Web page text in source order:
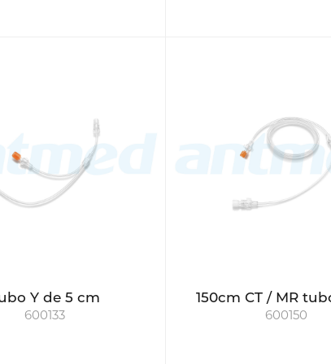
Y de 5 cm
600133
150cm CT / MR
600150